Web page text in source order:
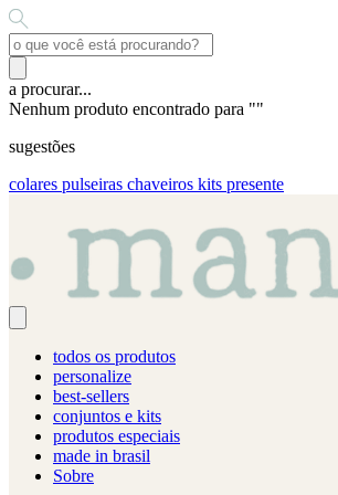
a procurar...
Nenhum produto encontrado para ""
sugestões
colares pulseiras chaveiros kits presente
todos os produtos
personalize
best-sellers
conjuntos e kits
produtos especiais
made in brasil
Sobre